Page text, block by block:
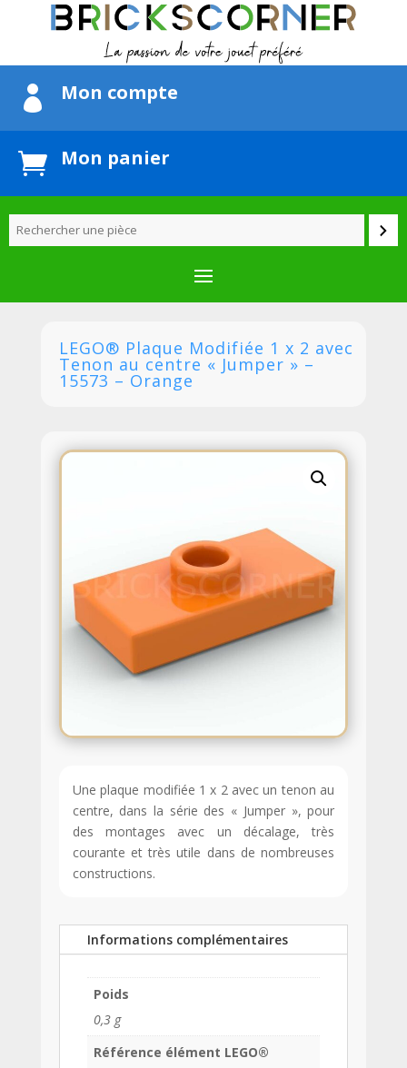
 Mon compte
 Mon panier
LEGO® Plaque Modifiée 1 x 2 avec
Tenon au centre « Jumper » –
15573 – Orange
Une plaque modifiée 1 x 2 avec un tenon au
centre, dans la série des « Jumper », pour
des montages avec un décalage, très
courante et très utile dans de nombreuses
constructions.
Informations complémentaires
Poids
0,3 g
Référence élément LEGO®